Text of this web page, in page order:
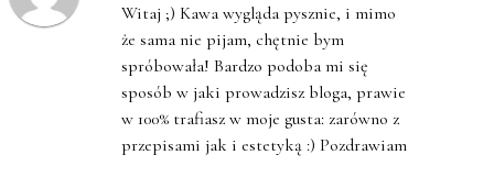
Witaj ;) Kawa wygląda pysznie, i mimo
że sama nie pijam, chętnie bym
spróbowała! Bardzo podoba mi się
sposób w jaki prowadzisz bloga, prawie
w 100% trafiasz w moje gusta: zarówno z
przepisami jak i estetyką :) Pozdrawiam